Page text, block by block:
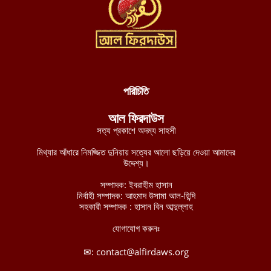
যুদ্ধ বন্ধে নাইজার রাষ্ট্রপ্রধানকে জেএনআইএম-এর শর্ত: মানব রচিত
সংবিধান ছেড়ে শরিয়াহ্ প্রতিষ্ঠা করুন
নব্য চাঁদাবাজদের হাতে জিম্মি রাজধানীবাসী, ৩৫ স্পটে পুলিশ সদস্যরাই করছে
বুরকিনান জান্তা বাহিনীর ১২টি সামরিক অবস্থানের নিয়ন্ত্রণ নিয়েছে
মালিতে জান্তা ও রুশ বাহিনীর ৫টি কনভয়ে প্রতিরোধ বাহিনী জেএনআইএম-
ইমারাতে ইসলামিয়া আফগানিস্তানের উত্তরাঞ্চলের পাঁচ প্রদেশের ৩৫০ পুলিশ
পরিচিতি
আল ফিরদাউস
সত্য প্রকাশে অদম্য সাহসী
মিথ্যার আঁধারে নিমজ্জিত দুনিয়ায় সত্যের আলো ছড়িয়ে দেওয়া আমাদের
উদ্দেশ্য।
সম্পাদক: ইবরাহীম হাসান
নির্বাহী সম্পাদক: আহমাদ উসামা আল-হিন্দি
সহকারী সম্পাদক : হাসান বিন আব্দুল্লাহ
যোগাযোগ করুনঃ
✉: contact@alfirdaws.org